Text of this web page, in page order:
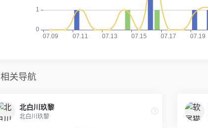
相关导航
北白川玖黎
北白川玖黎